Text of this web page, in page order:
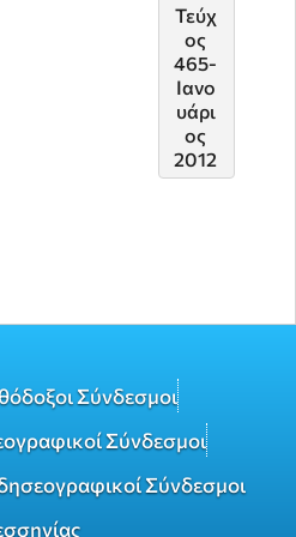
Τεύχ
ος
465-
Ιανο
υάρι
ος
2012
Σύνδεσμοι
Σύνδεσμοι
Σύνδεσμοι